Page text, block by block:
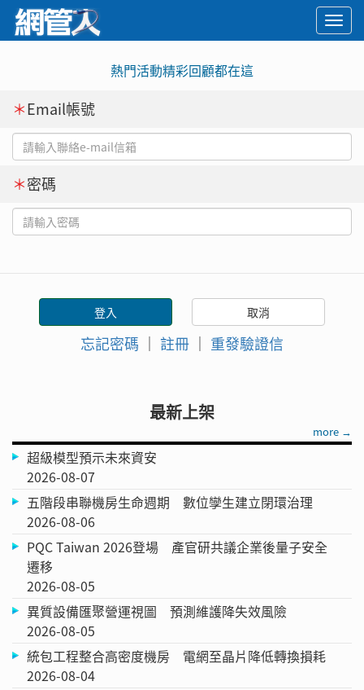
熱門活動精彩回顧都在這
＊Email帳號
＊密碼
忘記密碼 ｜ 註冊 ｜ 重發驗證信
最新上架
more →
超級模型預示未來資安
2026-08-07
五階段串聯機房生命週期 數位孿生建立閉環治理
2026-08-06
PQC Taiwan 2026登場 產官研共議企業後量子安全
遷移
2026-08-05
異質設備匯聚營運視圖 預測維護降失效風險
2026-08-05
統包工程整合高密度機房 電網至晶片降低轉換損耗
2026-08-04